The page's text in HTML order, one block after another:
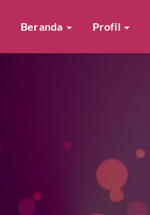
Beranda Profil